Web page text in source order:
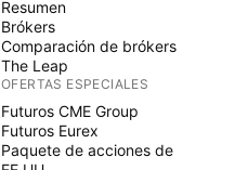
Resumen
Brókers
Comparación de brókers
The Leap
OFERTAS ESPECIALES
Futuros CME Group
Futuros Eurex
Paquete de acciones de